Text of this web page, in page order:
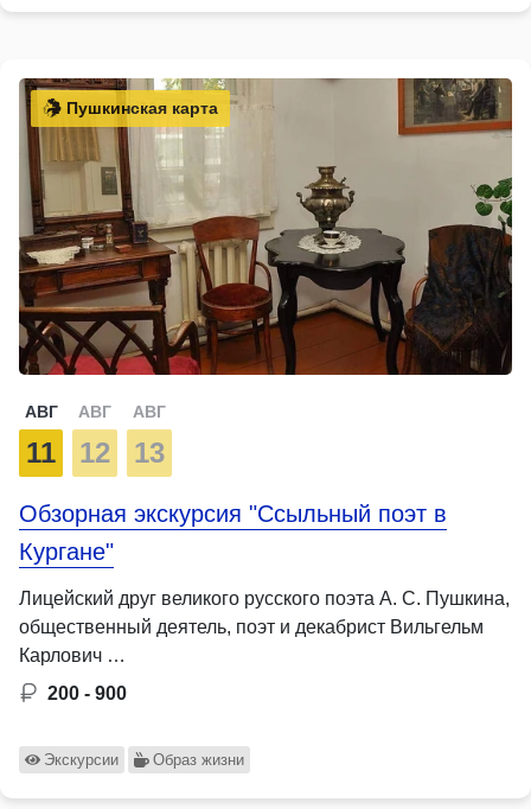
Пушкинская карта
АВГ
11
АВГ
12
АВГ
13
Обзорная экскурсия "Ссыльный поэт в
Кургане"
Лицейский друг великого русского поэта А. С. Пушкина,
общественный деятель, поэт и декабрист Вильгельм
Карлович …
200 - 900
Экскурсии Образ жизни